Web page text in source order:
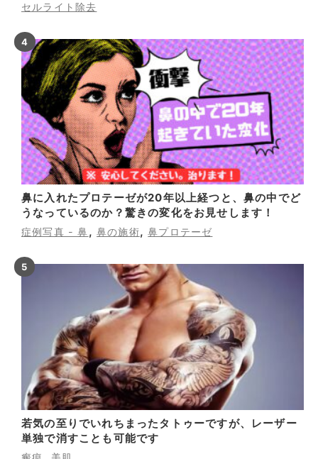
セルライト除去
鼻に入れたプロテーゼが20年以上経つと、鼻の中でど
うなっているのか？驚きの変化をお見せします！
症例写真 - 鼻,鼻の施術,鼻プロテーゼ
若気の至りでいれちまったタトゥーですが、レーザー
単独で消すことも可能です